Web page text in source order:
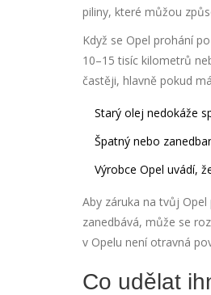
piliny, které můžou
Když se Opel prohání
10–15 tisíc kilometrů
častěji, hlavně pokud
Starý olej nedokáže
Špatný nebo
Výrobce Opel uvádí,
Aby záruka na tvůj
zanedbává, může se
v Opelu není otravná
Co udělat